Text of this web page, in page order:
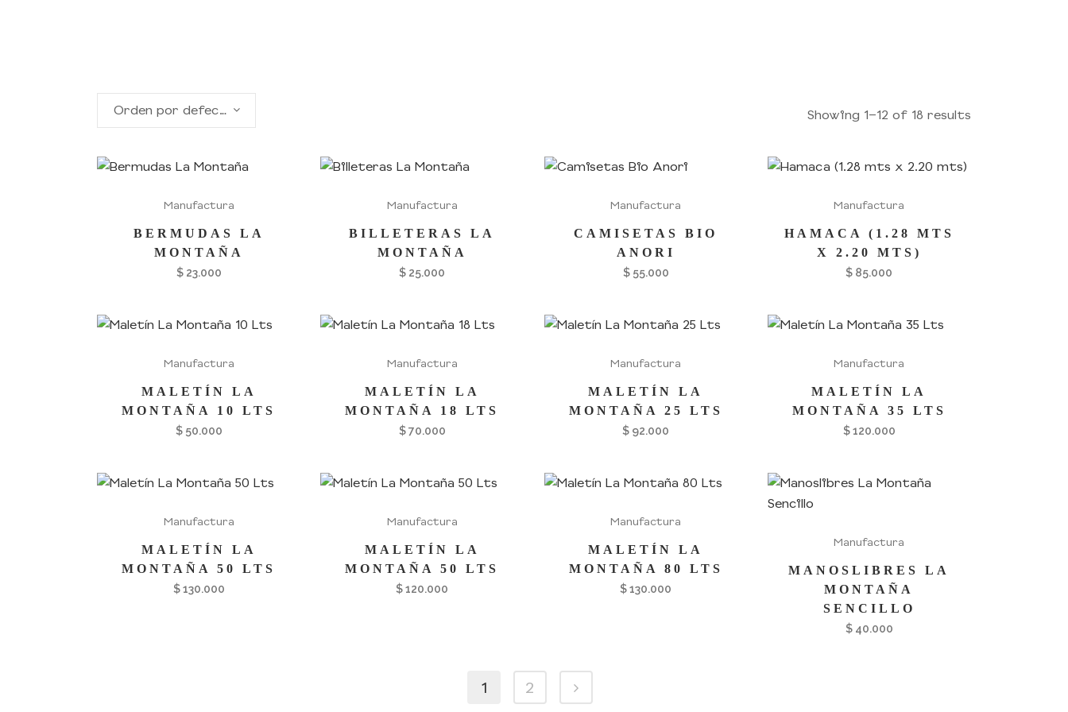
Showing 1–12 of 18 results
Orden por defecto
Manufactura
BERMUDAS LA
MONTAÑA
$23.000
Manufactura
BILLETERAS LA
MONTAÑA
$ 25.000
Manufactura
CAMISETAS BIO
ANORI
$55.000
Manufactura
HAMACA (1.28 MTS
X 2.20 MTS)
$ 85.000
Manufactura
MALETÍN LA
MONTAÑA 10 LTS
$50.000
Manufactura
MALETÍN LA
MONTAÑA 18 LTS
$70.000
Manufactura
MALETÍN LA
MONTAÑA 25 LTS
$ 92.000
Manufactura
MALETÍN LA
MONTAÑA 35 LTS
$120.000
Manufactura
MALETÍN LA
MONTAÑA 50 LTS
$130.000
Manufactura
MALETÍN LA
MONTAÑA 50 LTS
$120.000
Manufactura
MALETÍN LA
MONTAÑA 80 LTS
$130.000
Manufactura
MANOSLIBRES LA
MONTAÑA
SENCILLO
$40.000
1 2